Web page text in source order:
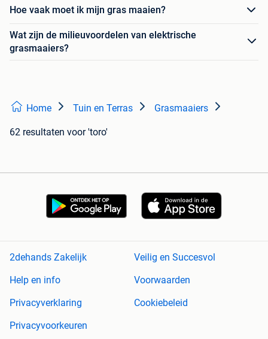
Hoe vaak moet ik mijn gras maaien?
Wat zijn de milieuvoordelen van elektrische
grasmaaiers?
Home Tuin en Terras Grasmaaiers
62 resultaten voor 'toro'
2dehands Zakelijk
Veilig en Succesvol
Help en info
Voorwaarden
Privacyverklaring
Cookiebeleid
Privacyvoorkeuren